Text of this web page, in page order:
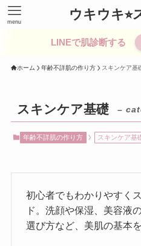
ウキウキ⭐︎
menu
LINEで肌診断する
ホーム 年齢不詳肌の作り方 スキンケア基
スキンケア基礎 –
年齢不詳肌の作り方 スキンケア基
初心者でもわかりやすく
ド。洗顔や保湿、美容液
選び方など、美肌の基本